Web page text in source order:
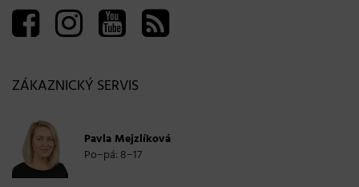
ZÁKAZNICKÝ SERVIS
Pavla Mejzlíková
Po−pá: 8−17